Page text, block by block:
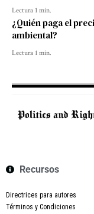
Lectura 1 min.
¿Quién paga el
ambiental?
Lectura 1 min.
Recursos
Directrices para autores
Términos y Condiciones